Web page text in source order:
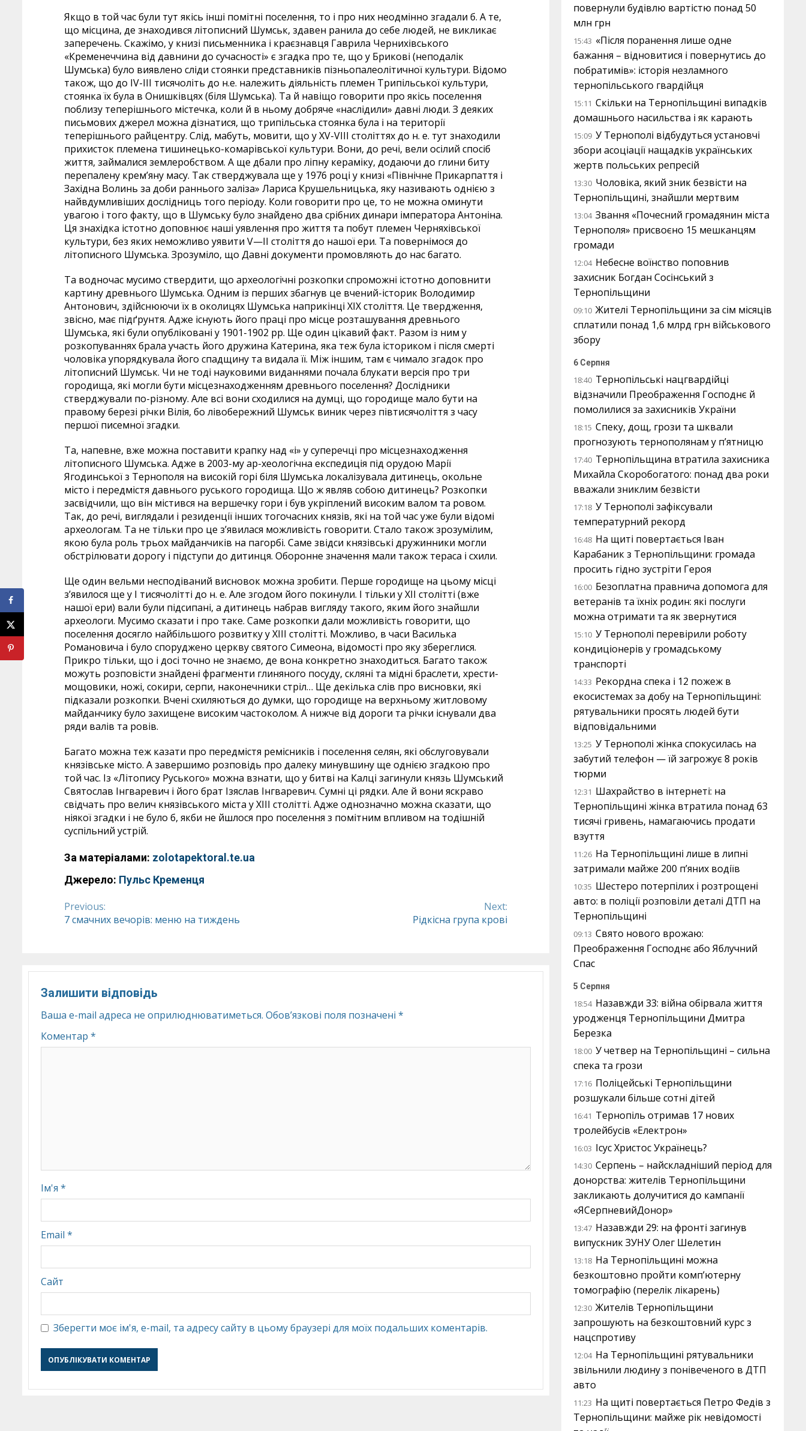
Якщо в той час були тут якісь інші помітні поселення, то і про них неодмінно згадали б. А те,
що місцина, де знаходився літописний Шумськ, здавен ранила до себе людей, не викликає
заперечень. Скажімо, у книзі письменника і краєзнавця Гаврила Чернихівського
«Кременеччина від давнини до сучасності» є згадка про те, що у Брикові (неподалік
Шумська) було виявлено сліди стоянки представників пізньопалеолітичної культури. Відомо
також, що до IV-III тисячоліть до н.е. належить діяльність племен Трипільської культури,
стоянка їх була в Онишківцях (біля Шумська). Та й навіщо говорити про якісь поселення
поблизу теперішнього містечка, коли й в ньому добряче «наслідили» давні люди. З деяких
письмових джерел можна дізнатися, що трипільська стоянка була і на території
теперішнього райцентру. Слід, мабуть, мовити, що у ХV-VІІІ століттях до н. е. тут знаходили
прихисток племена тишинецько-комарівської культури. Вони, до речі, вели осілий спосіб
життя, займалися землеробством. А ще дбали про ліпну кераміку, додаючи до глини биту
перепалену крем’яну масу. Так стверджувала ще у 1976 році у книзі «Північне Прикарпаття і
Західна Волинь за доби раннього заліза» Лариса Крушельницька, яку називають однією з
найвдумливіших дослідниць того періоду. Коли говорити про це, то не можна оминути
увагою і того факту, що в Шумську було знайдено два срібних динари імператора Антоніна.
Ця знахідка істотно доповнює наші уявлення про життя та побут племен Черняхівської
культури, без яких неможливо уявити V—II століття до нашої ери. Та повернімося до
літописного Шумська. Зрозуміло, що Давні документи промовляють до нас багато.
Та водночас мусимо ствердити, що археологічні розкопки спроможні істотно доповнити
картину древнього Шумська. Одним із перших збагнув це вчений-історик Володимир
Антонович, здійснюючи їх в околицях Шумська наприкінці XIX століття. Це твердження,
звісно, має підґрунтя. Адже існують його праці про місце розташування древнього
Шумська, які були опубліковані у 1901-1902 рр. Ще один цікавий факт. Разом із ним у
розкопуваннях брала участь його дружина Катерина, яка теж була істориком і після смерті
чоловіка упорядкувала його спадщину та видала її. Між іншим, там є чимало згадок про
літописний Шумськ. Чи не тоді науковими виданнями почала блукати версія про три
городища, які могли бути місцезнаходженням древнього поселення? Дослідники
стверджували по-різному. Але всі вони сходилися на думці, що городище мало бути на
правому березі річки Вілія, бо лівобережний Шумськ виник через півтисячоліття з часу
першої писемної згадки.
Та, напевне, вже можна поставити крапку над «і» у суперечці про місцезнаходження
літописного Шумська. Адже в 2003-му ар-хеологічна експедиція під орудою Марії
Ягодинської з Тернополя на високій горі біля Шумська локалізувала дитинець, окольне
місто і передмістя давнього руського городища. Що ж являв собою дитинець? Розкопки
засвідчили, що він містився на вершечку гори і був укріплений високим валом та ровом.
Так, до речі, виглядали і резиденції інших тогочасних князів, які на той час уже були відомі
археологам. Та не тільки про це з’явилася можливість говорити. Стало також зрозумілим,
якою була роль трьох майданчиків на пагорбі. Саме звідси князівські дружинники могли
обстрілювати дорогу і підступи до дитинця. Оборонне значення мали також тераса і схили.
Ще один вельми несподіваний висновок можна зробити. Перше городище на цьому місці
з’явилося ще у І тисячолітті до н. е. Але згодом його покинули. І тільки у XII столітті (вже
нашої ери) вали були підсипані, а дитинець набрав вигляду такого, яким його знайшли
археологи. Мусимо сказати і про таке. Саме розкопки дали можливість говорити, що
поселення досягло найбільшого розвитку у ХІІІ столітті. Можливо, в часи Василька
Романовича і було споруджено церкву святого Симеона, відомості про яку збереглися.
Прикро тільки, що і досі точно не знаємо, де вона конкретно знаходиться. Багато також
можуть розповісти знайдені фрагменти глиняного посуду, скляні та мідні браслети, хрести-
мощовики, ножі, сокири, серпи, наконечники стріл… Ще декілька слів про висновки, які
підказали розкопки. Вчені схиляються до думки, що городище на верхньому житловому
майданчику було захищене високим частоколом. А нижче від дороги та річки існували два
ряди валів та ровів.
Багато можна теж казати про передмістя ремісників і поселення селян, які обслуговували
князівське місто. А завершимо розповідь про далеку минувшину ще однією згадкою про
той час. Із «Літопису Руського» можна взнати, що у битві на Калці загинули князь Шумський
Святослав Інгваревич і його брат Ізяслав Інгваревич. Сумні ці рядки. Але й вони яскраво
свідчать про велич князівського міста у XIII столітті. Адже однозначно можна сказати, що
ніякої згадки і не було б, якби не йшлося про поселення з помітним впливом на тодішній
суспільний устрій.
За матеріалами: zolotapektoral.te.ua
Джерело: Пульс Кременця
Continue
Previous:
7 смачних вечорів: меню на тиждень
Next:
Рідкісна група крові
Залишити відповідь
Ваша e-mail адреса не оприлюднюватиметься. Обов’язкові поля позначені *
Коментар *
Ім'я *
Email *
Сайт
Зберегти моє ім'я, e-mail, та адресу сайту в цьому браузері для моїх подальших коментарів.
повернули будівлю вартістю понад 50
млн грн
15:43 «Після поранення лише одне
бажання – відновитися і повернутись до
побратимів»: історія незламного
тернопільського гвардійця
15:11 Скільки на Тернопільщині випадків
домашнього насильства і як карають
15:09 У Тернополі відбудуться установчі
збори асоціації нащадків українських
жертв польських репресій
13:30 Чоловіка, який зник безвісти на
Тернопільщині, знайшли мертвим
13:04 Звання «Почесний громадянин міста
Тернополя» присвоєно 15 мешканцям
громади
12:04 Небесне воїнство поповнив
захисник Богдан Сосінський з
Тернопільщини
09:10 Жителі Тернопільщини за сім місяців
сплатили понад 1,6 млрд грн військового
збору
6 Серпня
18:40 Тернопільські нацгвардійці
відзначили Преображення Господнє й
помолилися за захисників України
18:15 Спеку, дощ, грози та шквали
прогнозують тернополянам у п’ятницю
17:40 Тернопільщина втратила захисника
Михайла Скоробогатого: понад два роки
вважали зниклим безвісти
17:18 У Тернополі зафіксували
температурний рекорд
16:48 На щиті повертається Іван
Карабаник з Тернопільщини: громада
просить гідно зустріти Героя
16:00 Безоплатна правнича допомога для
ветеранів та їхніх родин: які послуги
можна отримати та як звернутися
15:10 У Тернополі перевірили роботу
кондиціонерів у громадському
транспорті
14:33 Рекордна спека і 12 пожеж в
екосистемах за добу на Тернопільщині:
рятувальники просять людей бути
відповідальними
13:25 У Тернополі жінка спокусилась на
забутий телефон — їй загрожує 8 років
тюрми
12:31 Шахрайство в інтернеті: на
Тернопільщині жінка втратила понад 63
тисячі гривень, намагаючись продати
взуття
11:26 На Тернопільщині лише в липні
затримали майже 200 п’яних водіїв
10:35 Шестеро потерпілих і розтрощені
авто: в поліції розповіли деталі ДТП на
Тернопільщині
09:13 Свято нового врожаю:
Преображення Господнє або Яблучний
Спас
5 Серпня
18:54 Назавжди 33: війна обірвала життя
уродженця Тернопільщини Дмитра
Березка
18:00 У четвер на Тернопільщині – сильна
спека та грози
17:16 Поліцейські Тернопільщини
розшукали більше сотні дітей
16:41 Тернопіль отримав 17 нових
тролейбусів «Електрон»
16:03 Ісус Христос Українець?
14:30 Серпень – найскладніший період для
донорства: жителів Тернопільщини
закликають долучитися до кампанії
«ЯСерпневийДонор»
13:47 Назавжди 29: на фронті загинув
випускник ЗУНУ Олег Шелетин
13:18 На Тернопільщині можна
безкоштовно пройти комп’ютерну
томографію (перелік лікарень)
12:30 Жителів Тернопільщини
запрошують на безкоштовний курс з
нацспротиву
12:04 На Тернопільщині рятувальники
звільнили людину з понівеченого в ДТП
авто
11:23 На щиті повертається Петро Федів з
Тернопільщини: майже рік невідомості